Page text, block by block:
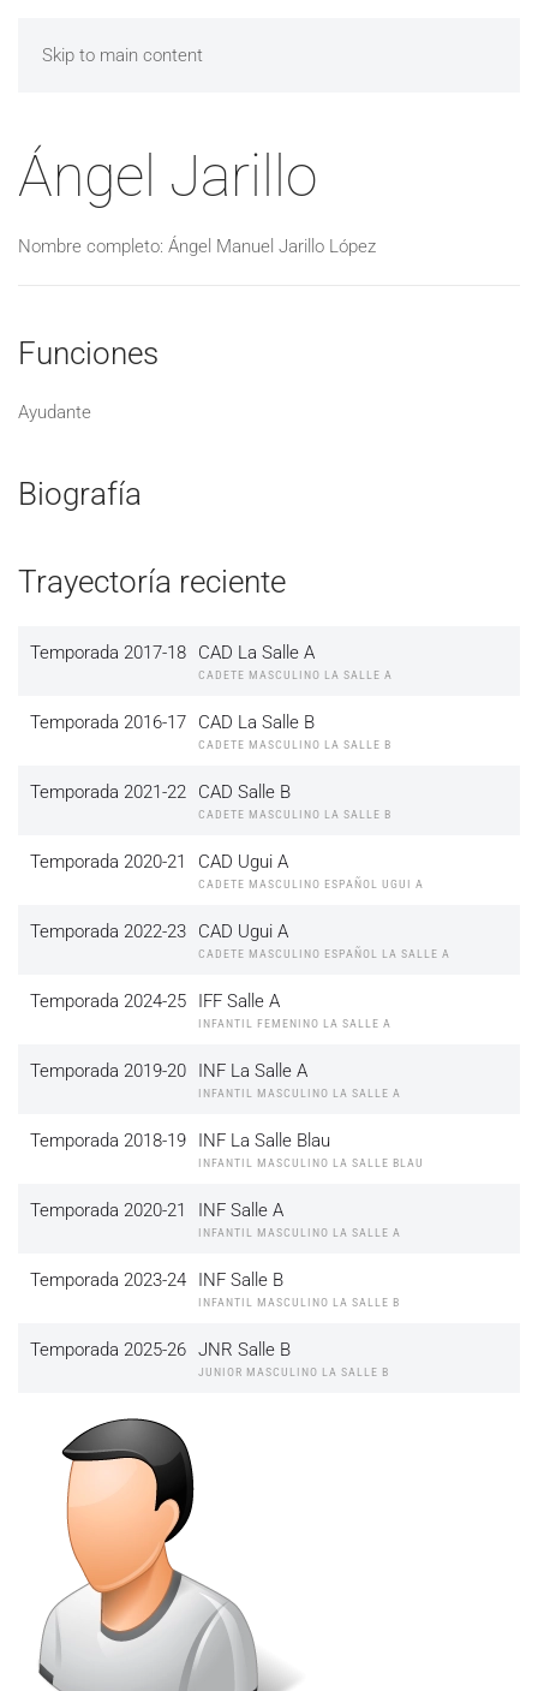
Skip to main content
Ángel Jarillo
Nombre completo: Ángel Manuel Jarillo López
Funciones
Ayudante
Biografía
Trayectoría reciente
Temporada 2017-18 CAD La Salle A
CADETE MASCULINO LA SALLE A
Temporada 2016-17 CAD La Salle B
CADETE MASCULINO LA SALLE B
Temporada 2021-22 CAD Salle B
CADETE MASCULINO LA SALLE B
Temporada 2020-21 CAD Ugui A
CADETE MASCULINO ESPAÑOL UGUI A
Temporada 2022-23 CAD Ugui A
CADETE MASCULINO ESPAÑOL LA SALLE A
Temporada 2024-25 IFF Salle A
INFANTIL FEMENINO LA SALLE A
Temporada 2019-20 INF La Salle A
INFANTIL MASCULINO LA SALLE A
Temporada 2018-19 INF La Salle Blau
INFANTIL MASCULINO LA SALLE BLAU
Temporada 2020-21 INF Salle A
INFANTIL MASCULINO LA SALLE A
Temporada 2023-24 INF Salle B
INFANTIL MASCULINO LA SALLE B
Temporada 2025-26 JNR Salle B
JUNIOR MASCULINO LA SALLE B